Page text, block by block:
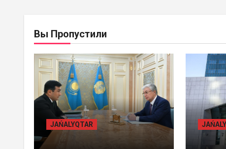
Вы Пропустили
JAŃALYQTAR